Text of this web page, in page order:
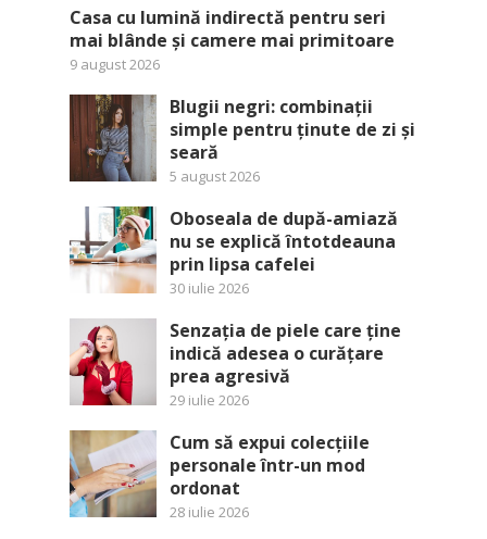
Casa cu lumină indirectă pentru seri
mai blânde și camere mai primitoare
9 august 2026
Blugii negri: combinații
simple pentru ținute de zi și
seară
5 august 2026
Oboseala de după-amiază
nu se explică întotdeauna
prin lipsa cafelei
30 iulie 2026
Senzația de piele care ține
indică adesea o curățare
prea agresivă
29 iulie 2026
Cum să expui colecțiile
personale într-un mod
ordonat
28 iulie 2026